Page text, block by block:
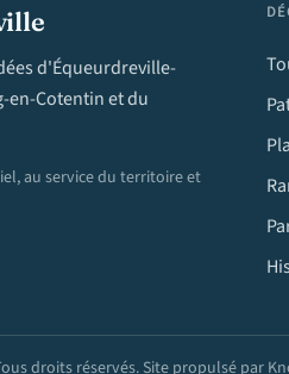
d'Équeurdreville-
en-Cotentin et du
au service du territoire et
droits réservés. Site propulsé par